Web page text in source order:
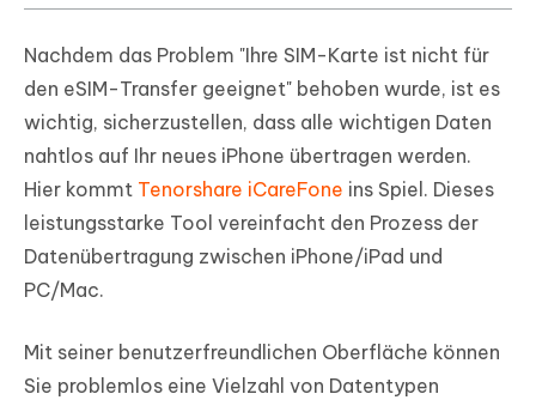
Nachdem das Problem "Ihre SIM-Karte ist nicht für
den eSIM-Transfer geeignet" behoben wurde, ist es
wichtig, sicherzustellen, dass alle wichtigen Daten
nahtlos auf Ihr neues iPhone übertragen werden.
Hier kommt Tenorshare iCareFone ins Spiel. Dieses
leistungsstarke Tool vereinfacht den Prozess der
Datenübertragung zwischen iPhone/iPad und
PC/Mac.
Mit seiner benutzerfreundlichen Oberfläche können
Sie problemlos eine Vielzahl von Datentypen